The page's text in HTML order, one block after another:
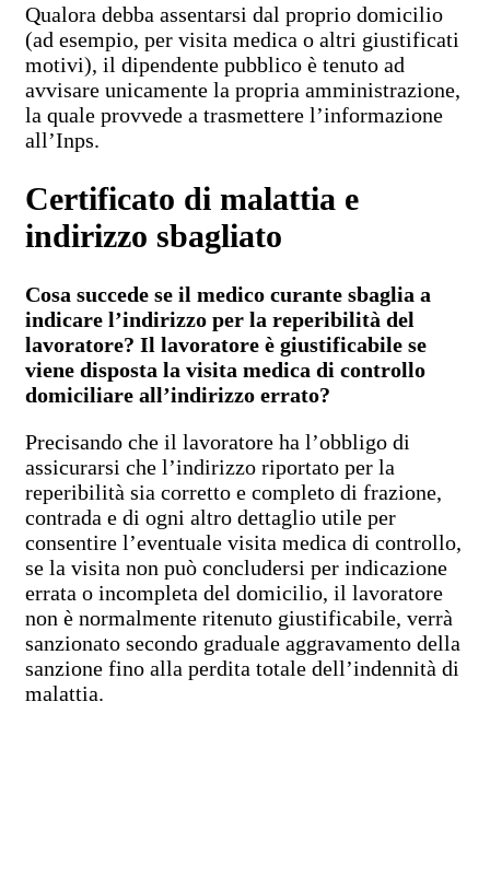
Qualora debba assentarsi dal proprio domicilio
(ad esempio, per visita medica o altri giustificati
motivi), il dipendente pubblico è tenuto ad
avvisare unicamente la propria amministrazione,
la quale provvede a trasmettere l’informazione
all’Inps.
Certificato di malattia e
indirizzo sbagliato
Cosa succede se il medico curante sbaglia a
indicare l’indirizzo per la reperibilità del
lavoratore? Il lavoratore è giustificabile se
viene disposta la visita medica di controllo
domiciliare all’indirizzo errato?
Precisando che il lavoratore ha l’obbligo di
assicurarsi che l’indirizzo riportato per la
reperibilità sia corretto e completo di frazione,
contrada e di ogni altro dettaglio utile per
consentire l’eventuale visita medica di controllo,
se la visita non può concludersi per indicazione
errata o incompleta del domicilio, il lavoratore
non è normalmente ritenuto giustificabile, verrà
sanzionato secondo graduale aggravamento della
sanzione fino alla perdita totale dell’indennità di
malattia.